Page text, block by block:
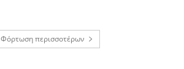
Φόρτωση περισσοτέρων